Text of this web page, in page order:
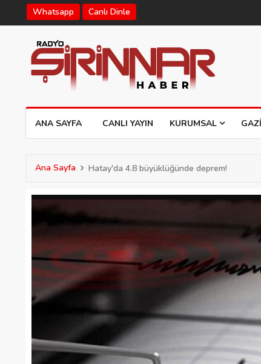
Whatsapp Canlı Dinle
ANA SAYFA CANLI YAYIN KURUMSAL
Ana Sayfa Hatay'da 4.8 büyüklüğünde deprem!